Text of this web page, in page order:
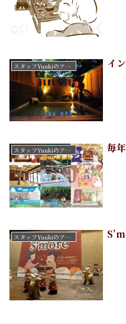
スタッフYuukiのアートたち イ
スタッフYuukiのアートたち 毎
スタッフYuukiのアートたち